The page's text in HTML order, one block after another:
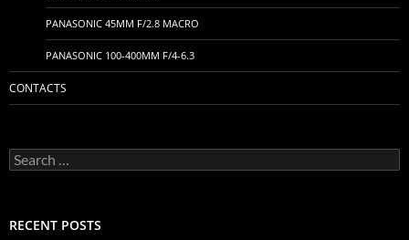
PANASONIC 45MM F/2.8 MACRO
PANASONIC 100-400MM F/4-6.3
CONTACTS
Search
for:
RECENT POSTS